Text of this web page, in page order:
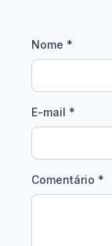
Nome *
E-mail *
Comentário *